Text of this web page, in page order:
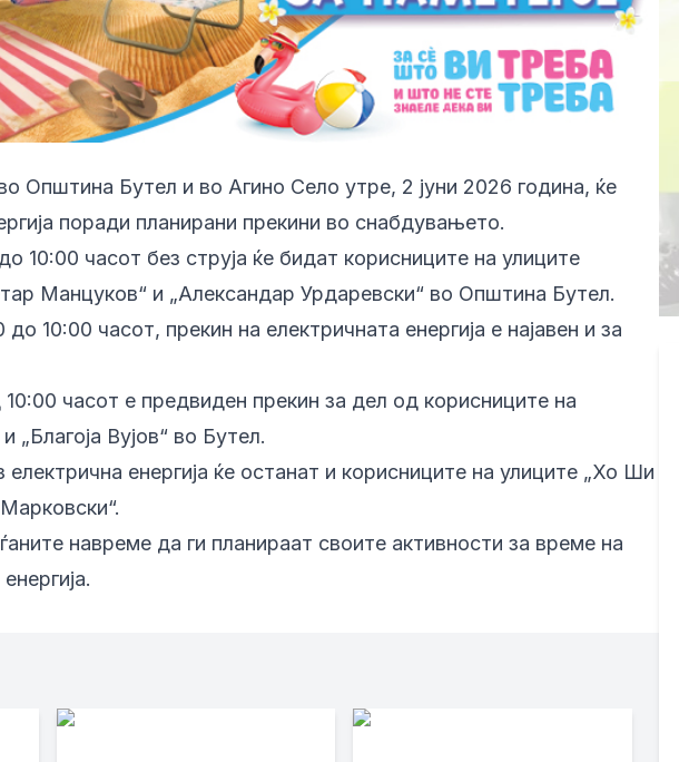
Општина Бутел и во Агино Село утре, 2 јуни 2026 година, ќе
поради планирани прекини во снабдувањето.
10:00 часот без струја ќе бидат корисниците на улиците
Манцуков“ и „Александар Урдаревски“ во Општина Бутел.
10:00 часот, прекин на електричната енергија е најавен и за
часот е предвиден прекин за дел од корисниците на
Вујов“ во Бутел.
енергија ќе останат и корисниците на улиците „Хо Ши
навреме да ги планираат своите активности за време на